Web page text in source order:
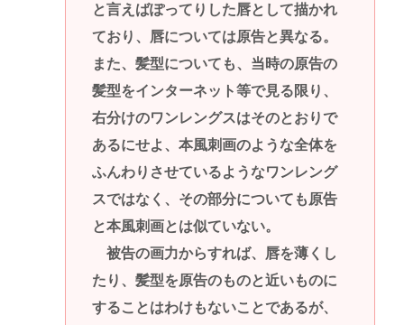
と言えばぽってりした唇として描かれ
ており、唇については原告と異なる。
また、髪型についても、当時の原告の
髪型をインターネット等で見る限り、
右分けのワンレングスはそのとおりで
あるにせよ、本風刺画のような全体を
ふんわりさせているようなワンレング
スではなく、その部分についても原告
と本風刺画とは似ていない。
被告の画力からすれば、唇を薄くし
たり、髪型を原告のものと近いものに
することはわけもないことであるが、